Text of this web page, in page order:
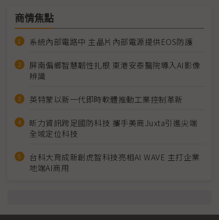
商情焦點
系統內部電路中 主晶片內部電源提供EOS防護
屏南偏鄉智慧韌性扎根 東港安泰醫院導入AI影像
辨識
英特蒙以新一代即時軟體推動工業控制革新
昕力資訊跨足國防科技 攜手美商Juxta引進尖端
全域定位科技
台科大育成新創虎智科技亮相AI WAVE 主打企業
地端AI商用